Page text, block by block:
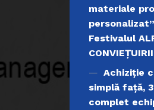
materiale
Festivalul
Achiziție
simplă față,
complet